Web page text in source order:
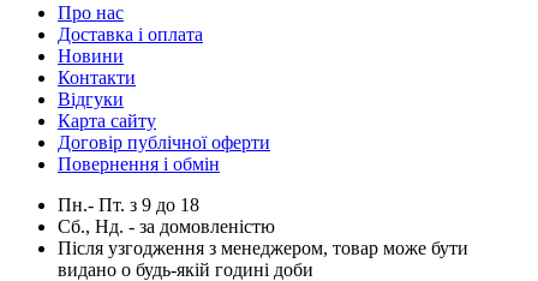
Про нас
Доставка і оплата
Новини
Контакти
Відгуки
Карта сайту
Договір публічної оферти
Повернення і обмін
Пн.- Пт. з 9 до 18
Сб., Нд. - за домовленістю
Після узгодження з менеджером, товар може бути
видано о будь-якій годині доби